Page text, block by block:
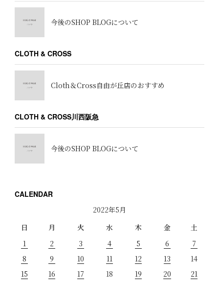
今後のSHOP BLOGについて
CLOTH & CROSS
Cloth＆Cross自由が丘店のおすすめ
CLOTH & CROSS川西阪急
今後のSHOP BLOGについて
CALENDAR
2022年5月
日
月 火 水 木 金
土
1
2 3 4 5 6
7
8
9 10 11 12 13
14
15
16 17 18 19 20
21